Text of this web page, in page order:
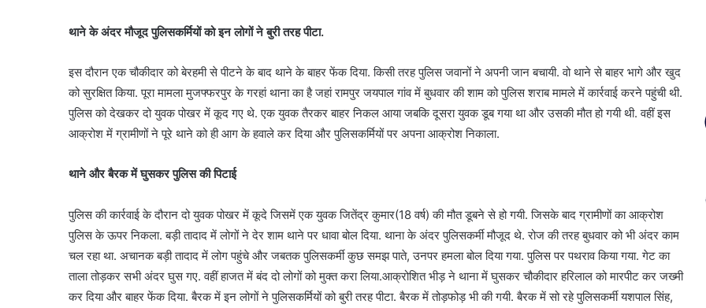
थाने के अंदर मौजूद पुलिसकर्मियों को इन लोगों ने बुरी तरह पीटा.
इस दौरान एक चौकीदार को बेरहमी से पीटने के बाद थाने के बाहर फेंक दिया. किसी तरह पुलिस जवानों ने अपनी जान बचायी. वो थाने से बाहर भागे और खुद
को सुरक्षित किया. पूरा मामला मुजफ्फरपुर के गरहां थाना का है जहां रामपुर जयपाल गांव में बुधवार की शाम को पुलिस शराब मामले में कार्रवाई करने पहुंची थी.
पुलिस को देखकर दो युवक पोखर में कूद गए थे. एक युवक तैरकर बाहर निकल आया जबकि दूसरा युवक डूब गया था और उसकी मौत हो गयी थी. वहीं इस
आक्रोश में ग्रामीणों ने पूरे थाने को ही आग के हवाले कर दिया और पुलिसकर्मियों पर अपना आक्रोश निकाला.
थाने और बैरक में घुसकर पुलिस की पिटाई
पुलिस की कार्रवाई के दौरान दो युवक पोखर में कूदे जिसमें एक युवक जितेंद्र कुमार(18 वर्ष) की मौत डूबने से हो गयी. जिसके बाद ग्रामीणों का आक्रोश
पुलिस के ऊपर निकला. बड़ी तादाद में लोगों ने देर शाम थाने पर धावा बोल दिया. थाना के अंदर पुलिसकर्मी मौजूद थे. रोज की तरह बुधवार को भी अंदर काम
चल रहा था. अचानक बड़ी तादाद में लोग पहुंचे और जबतक पुलिसकर्मी कुछ समझ पाते, उनपर हमला बोल दिया गया. पुलिस पर पथराव किया गया. गेट का
ताला तोड़कर सभी अंदर घुस गए. वहीं हाजत में बंद दो लोगों को मुक्त करा लिया.आक्रोशित भीड़ ने थाना में घुसकर चौकीदार हरिलाल को मारपीट कर जख्मी
कर दिया और बाहर फेंक दिया. बैरक में इन लोगों ने पुलिसकर्मियों को बुरी तरह पीटा. बैरक में तोड़फोड़ भी की गयी. बैरक में सो रहे पुलिसकर्मी यशपाल सिंह,